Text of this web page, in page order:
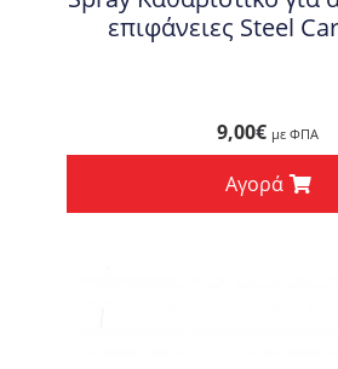
επιφάνειες Steel
9,00€ με ΦΠΑ
Αγορά